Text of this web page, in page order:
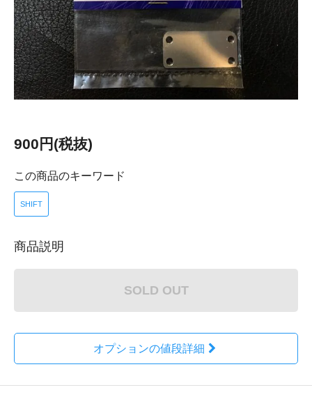
900円(税抜)
この商品のキーワード
SHIFT
商品説明
SOLD OUT
オプションの値段詳細